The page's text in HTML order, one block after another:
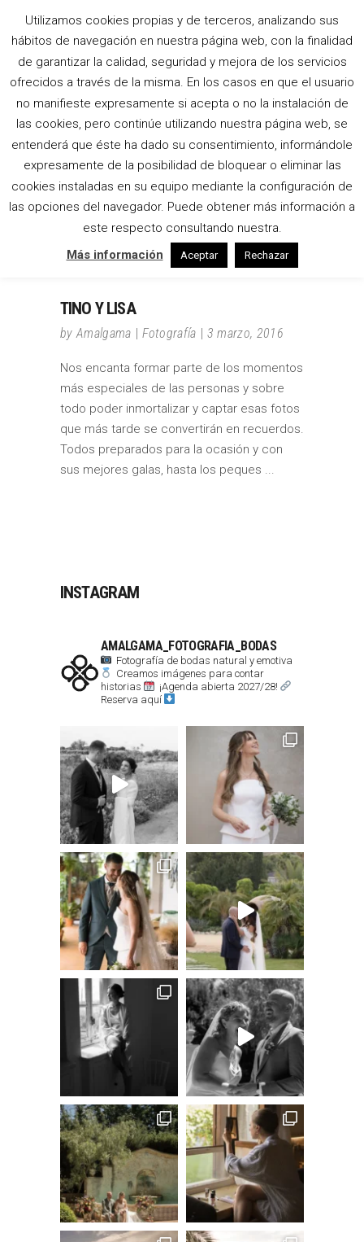
VEGA BODAS TAG
TINO Y LISA
byAmalgama Fotografía 3 marzo, 2016
Nos encanta formar parte de los momentos
más especiales de las personas y sobre
todo poder inmortalizar y captar esas fotos
que más tarde se convertirán en recuerdos.
Todos preparados para la ocasión y con
sus mejores galas, hasta los peques
INSTAGRAM
AMALGAMA_FOTOGRAFIA_BODAS
Fotografía de bodas natural y emotiva
Creamos imágenes para contar
historias
¡Agenda abierta 2027/28!
Reserva aquí
Utilizamos cookies propias y de terceros, analizando sus
hábitos de navegación en nuestra página web, con la finalidad
de garantizar la calidad, seguridad y mejora de los servicios
ofrecidos a través de la misma. En los casos en que el usuario
no manifieste expresamente si acepta o no la instalación de
las cookies, pero continúe utilizando nuestra página web, se
entenderá que éste ha dado su consentimiento, informándole
expresamente de la posibilidad de bloquear o eliminar las
cookies instaladas en su equipo mediante la configuración de
las opciones del navegador. Puede obtener más información a
este respecto consultando nuestra.
Más información
Aceptar Rechazar